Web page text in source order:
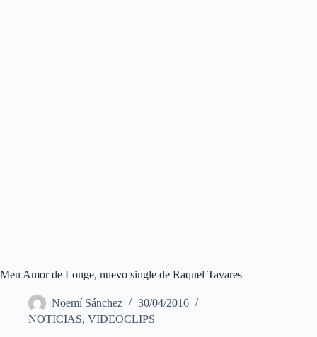
Meu Amor de Longe, nuevo single de Raquel Tavares
Noemí Sánchez
30/04/2016
NOTICIAS, VIDEOCLIPS